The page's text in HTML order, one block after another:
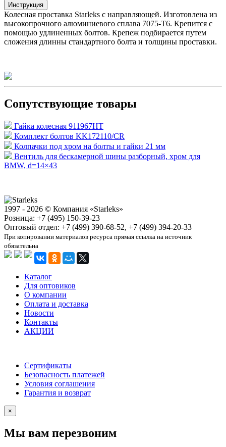
Инструкция
Колесная проставка Starleks с направляющей. Изготовлена из
высокопрочного алюминиевого сплава 7075-T6. Крепится с
помощью удлиненных болтов. Крепеж подбирается путем
сложения длинны стандартного болта и толщины проставки.
Сопутствующие товары
Гайка колесная 911967HT
Комплект болтов KK172110/CR
Колпачки под хром на болты и гайки 21 мм
Вентиль для бескамерной шины разборный, хром для
BMW, d=14×43
1997 - 2026 © Компания «Starleks»
Розница: +7 (495) 150-39-23
Оптовый отдел: +7 (499) 390-68-52, +7 (499) 394-20-33
При копировании материалов ресурса прямая ссылка на источник
обязательна
Каталог
Для оптовиков
О компании
Оплата и доставка
Новости
Контакты
АКЦИИ
Сертификаты
Безопасность платежей
Условия соглашения
Гарантия и возврат
×
Мы вам перезвоним